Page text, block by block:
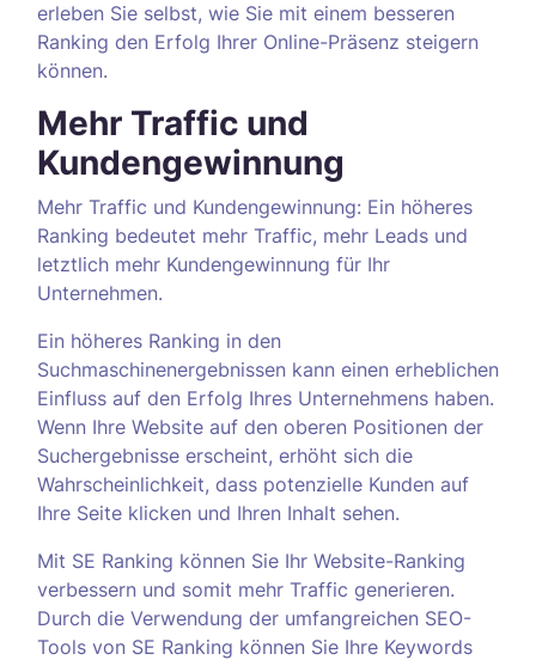
erleben Sie selbst, wie Sie mit einem besseren
Ranking den Erfolg Ihrer Online-Präsenz steigern
können.
Mehr Traffic und
Kundengewinnung
Mehr Traffic und Kundengewinnung: Ein höheres
Ranking bedeutet mehr Traffic, mehr Leads und
letztlich mehr Kundengewinnung für Ihr
Unternehmen.
Ein höheres Ranking in den
Suchmaschinenergebnissen kann einen erheblichen
Einfluss auf den Erfolg Ihres Unternehmens haben.
Wenn Ihre Website auf den oberen Positionen der
Suchergebnisse erscheint, erhöht sich die
Wahrscheinlichkeit, dass potenzielle Kunden auf
Ihre Seite klicken und Ihren Inhalt sehen.
Mit SE Ranking können Sie Ihr Website-Ranking
verbessern und somit mehr Traffic generieren.
Durch die Verwendung der umfangreichen SEO-
Tools von SE Ranking können Sie Ihre Keywords